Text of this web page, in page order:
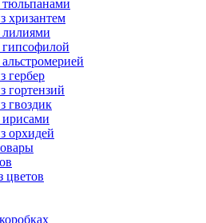
тюльпанами
хризантем
лилиями
гербер
гортензий
гвоздик
орхидей
цветов